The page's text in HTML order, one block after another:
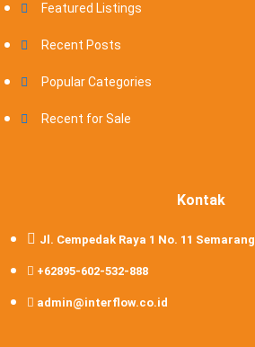
Featured Listings
Recent Posts
Popular Categories
Recent for Sale
Kontak
Jl. Cempedak Raya 1 No. 11 Semarang
+62895-602-532-888
admin@interflow.co.id